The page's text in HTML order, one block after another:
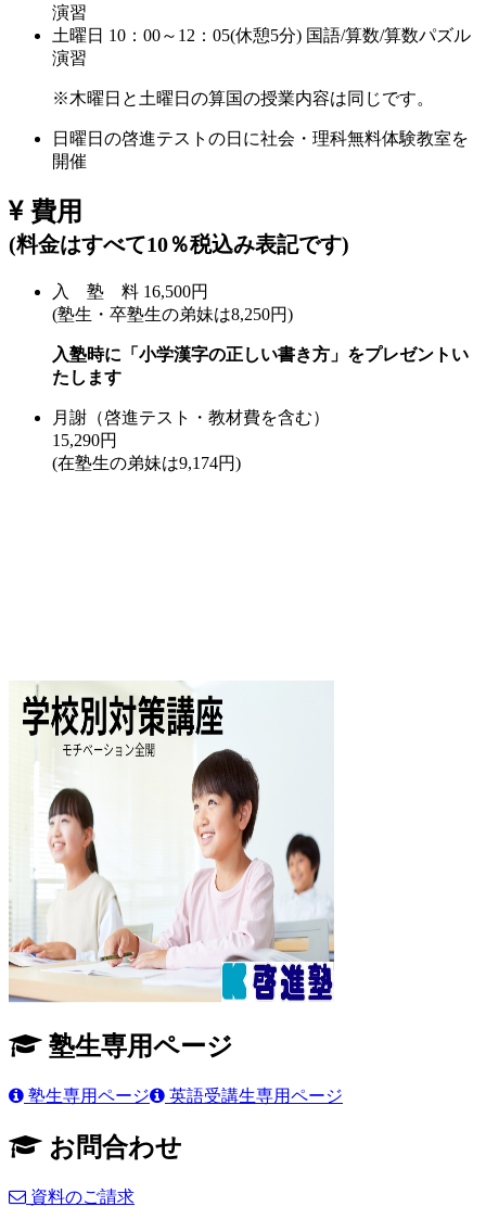
演習
土曜日 10：00～12：05(休憩5分) 国語/算数/算数パズル
演習
※木曜日と土曜日の算国の授業内容は同じです。
日曜日の啓進テストの日に社会・理科無料体験教室を
開催
費用
(料金はすべて10％税込み表記です)
入 塾 料 16,500円
(塾生・卒塾生の弟妹は8,250円)
入塾時に「小学漢字の正しい書き方」をプレゼントい
たします
月謝（啓進テスト・教材費を含む）
15,290円
(在塾生の弟妹は9,174円)
塾生専用ページ
塾生専用ページ 英語受講生専用ページ
お問合わせ
資料のご請求